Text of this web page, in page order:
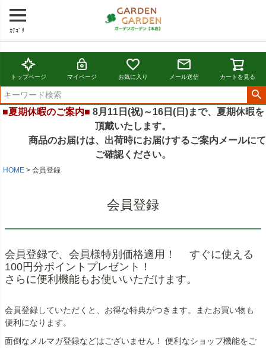
ｶﾃｺﾞﾘ
トップページ マイページ お気に入り メール送信 カートを見る
■夏期休暇のご案内■ 8月11日(祝)～16日(日)まで、夏期休暇を
頂戴いたします。
商品のお届けは、出荷時にお届けするご案内メールにて
ご確認ください。
HOME 会員登録
会員登録
会員登録で、会員様特別価格適用！ すぐに使える
100円分ポイントプレゼント！
さらに便利機能もお使いいただけます。
会員登録していただくと、お得な特典がつきます。またお買い物も
便利になります。
面倒なメルマガ登録などはございません！ 便利なショップ機能をご